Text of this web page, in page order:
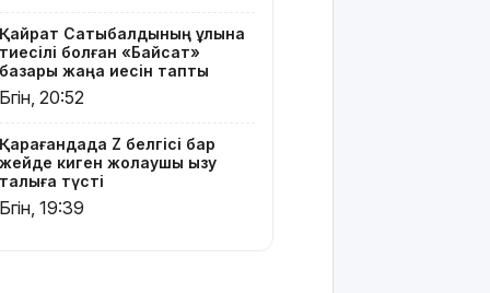
алаяқтығының
жаңа түрі
туралы
ескерту
Қазақстандағы
ең қымбат
мамандықтар
Қайрат Сатыбалдының ұлына
тиесілі болған «Байсат»
базары жаңа иесін тапты
Бүгін, 20:52
Қарағандада Z белгісі бар
жейде киген жолаушы қызу
талқыға түсті
Бүгін, 19:39